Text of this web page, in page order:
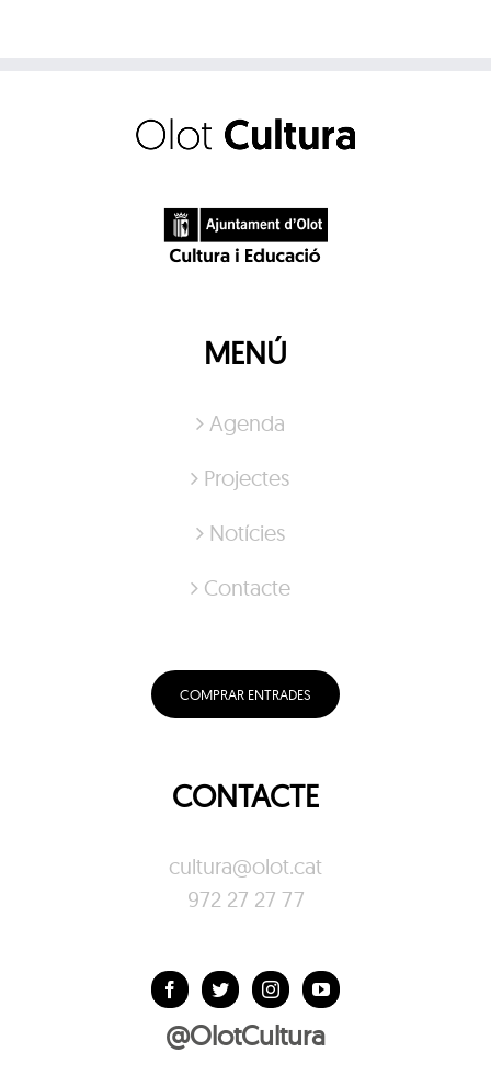
MENÚ
Agenda
Projectes
Notícies
Contacte
COMPRAR ENTRADES
CONTACTE
cultura@olot.cat
972 27 27 77
@OlotCultura